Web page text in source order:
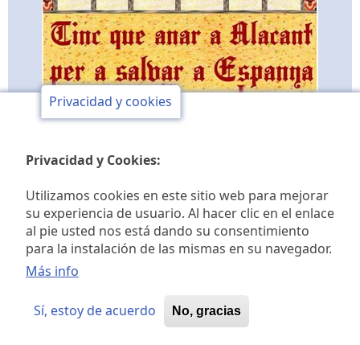
Club de opinión y de
estudios históricos Jaime I
© 2026 Club de opinión Jaime I, All rights reserved.
Privacidad y cookies
Privacidad y Cookies:
Utilizamos cookies en este sitio web para mejorar
su experiencia de usuario. Al hacer clic en el enlace
al pie usted nos está dando su consentimiento
para la instalación de las mismas en su navegador.
Más info
Sí, estoy de acuerdo No, gracias